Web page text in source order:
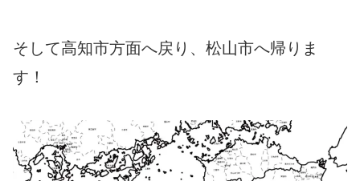
そして高知市方面へ戻り、松山市へ帰りま
す！